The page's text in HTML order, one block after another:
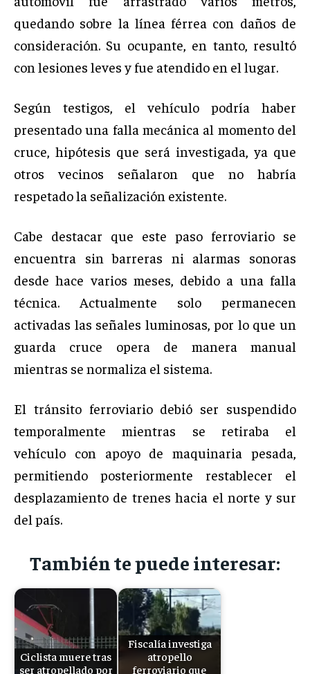
quedando sobre la línea férrea con daños de
consideración. Su ocupante, en tanto, resultó
con lesiones leves y fue atendido en el lugar.
Según testigos, el vehículo podría haber
presentado una falla mecánica al momento del
cruce, hipótesis que será investigada, ya que
otros vecinos señalaron que no habría
respetado la señalización existente.
Cabe destacar que este paso ferroviario se
encuentra sin barreras ni alarmas sonoras
desde hace varios meses, debido a una falla
técnica. Actualmente solo permanecen
activadas las señales luminosas, por lo que un
guarda cruce opera de manera manual
mientras se normaliza el sistema.
El tránsito ferroviario debió ser suspendido
temporalmente mientras se retiraba el
vehículo con apoyo de maquinaria pesada,
permitiendo posteriormente restablecer el
desplazamiento de trenes hacia el norte y sur
del país.
También te puede interesar:
Ciclista muere tras
ser atropellado por
Fiscalía investiga
atropello
ferroviario que